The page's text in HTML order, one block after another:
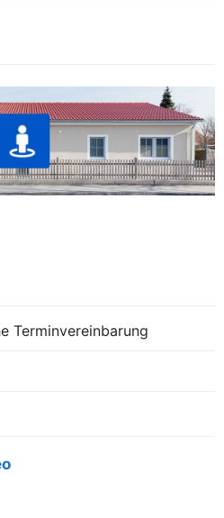
Terminvereinbarung